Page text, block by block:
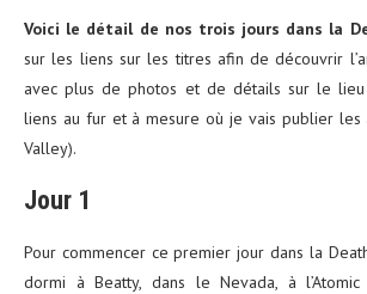
Voici le détail de nos trois jours dans la
sur les liens sur les titres afin de découvrir
avec plus de photos et de détails sur le
liens au fur et à mesure où je vais publier les
Valley).
Jour 1
Pour commencer ce premier jour dans la
dormi à Beatty, dans le Nevada, à